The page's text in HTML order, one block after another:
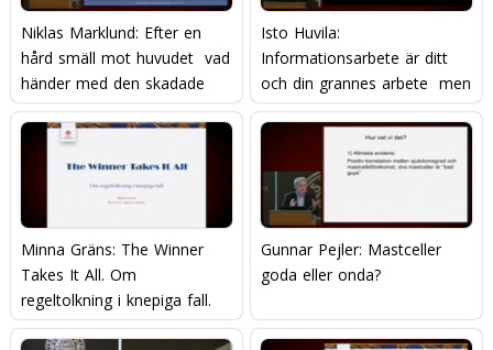
Niklas Marklund: Efter en
hård smäll mot huvudet  vad
händer med den skadade
hjärnan?
Isto Huvila:
Informationsarbete är ditt
och din grannes arbete  men
hur gör man?
Minna Gräns: The Winner
Takes It All. Om
regeltolkning i knepiga fall.
Gunnar Pejler: Mastceller 
goda eller onda?